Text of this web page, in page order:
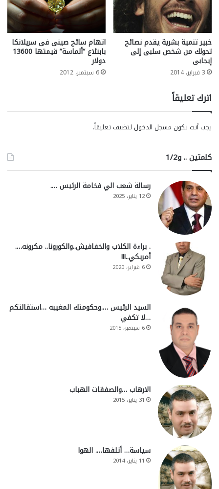
خبير تنمية بشرية يقدم نصائح
تحولك من شخص سلبى إلى
إيجابى
3 فبراير، 2014
اتهام سائح صينى فى سريلانكا
بابتلاع “ألماسة” قيمتها 13600
دولار
6 سبتمبر، 2012
اترك تعليقاً
يجب أنت تكون مسجل الدخول لتضيف تعليقاً.
كلمتين .. و1/2
رسالة شعب الي فخامة الرئيس ….
12 يناير، 2025
. براءة الكلاب والخفافيش..والكورونا.. مكرونه….
أمريكي..!!!
6 فبراير، 2020
السيد الرئيس ….وحكومتك المغيبه …استقالتكم
…لا تكفي
6 سبتمبر، 2015
الارهاب …والصفقات الهباب
31 يناير، 2015
سياسة… أتلفها…. الهوا
11 يناير، 2014